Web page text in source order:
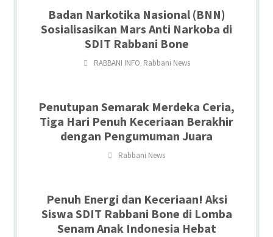
Badan Narkotika Nasional (BNN)
Sosialisasikan Mars Anti Narkoba di
SDIT Rabbani Bone
RABBANI INFO, Rabbani News
Penutupan Semarak Merdeka Ceria,
Tiga Hari Penuh Keceriaan Berakhir
dengan Pengumuman Juara
Rabbani News
Penuh Energi dan Keceriaan! Aksi
Siswa SDIT Rabbani Bone di Lomba
Senam Anak Indonesia Hebat